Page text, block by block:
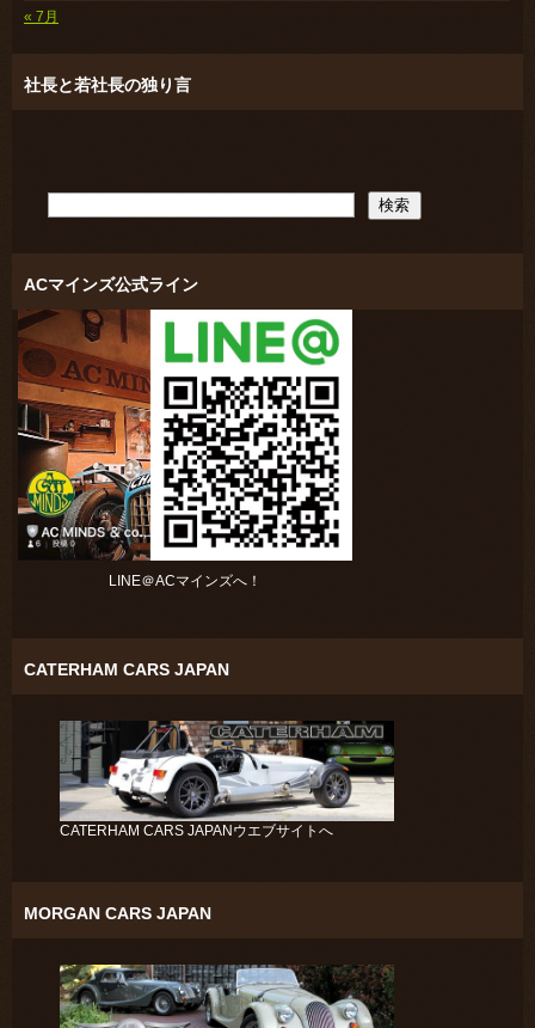
« 7月
社長と若社長の独り言
ACマインズ公式ライン
LINE＠ACマインズへ！
CATERHAM CARS JAPAN
CATERHAM CARS JAPANウエブサイトへ
MORGAN CARS JAPAN